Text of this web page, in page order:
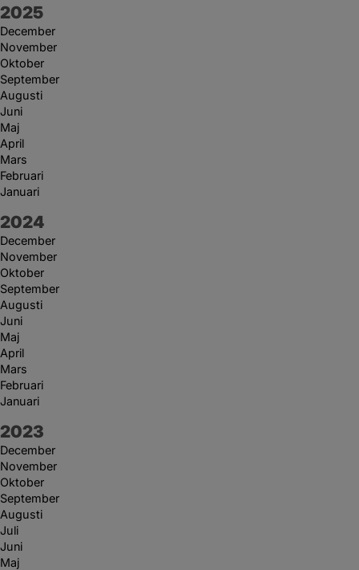
År:
2025
December
November
Oktober
September
Augusti
Juni
Maj
April
Mars
Februari
Januari
År:
2024
December
November
Oktober
September
Augusti
Juni
Maj
April
Mars
Februari
Januari
År:
2023
December
November
Oktober
September
Augusti
Juli
Juni
Maj